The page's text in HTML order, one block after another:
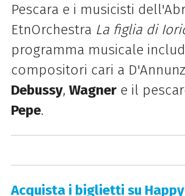
Pescara e i musicisti
EtnOrchestra La figlia di
programma musicale
compositori cari a
Debussy, Wagnere il
Pepe.
Acquista i biglietti su